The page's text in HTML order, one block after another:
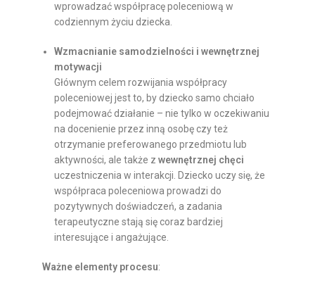
wprowadzać współpracę poleceniową w
codziennym życiu dziecka.
Wzmacnianie samodzielności i wewnętrznej
motywacji
Głównym celem rozwijania współpracy
poleceniowej jest to, by dziecko samo chciało
podejmować działanie – nie tylko w oczekiwaniu
na docenienie przez inną osobę czy też
otrzymanie preferowanego przedmiotu lub
aktywności, ale także z wewnętrznej chęci
uczestniczenia w interakcji. Dziecko uczy się, że
współpraca poleceniowa prowadzi do
pozytywnych doświadczeń, a zadania
terapeutyczne stają się coraz bardziej
interesujące i angażujące.
Ważne elementy procesu: